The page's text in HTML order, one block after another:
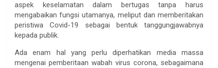
aspek keselamatan dalam bertugas tanpa harus
mengabaikan fungsi utamanya, meliput dan memberitakan
peristiwa Covid-19 sebagai bentuk tanggungjawabnya
kepada publik.
Ada enam hal yang perlu diperhatikan media massa
mengenai pemberitaan wabah virus corona, sebagaimana